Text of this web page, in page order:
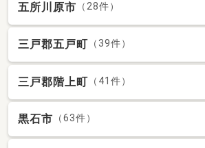
五所川原市 （28件）
三戸郡五戸町 （39件）
三戸郡階上町 （41件）
黒石市 （63件）